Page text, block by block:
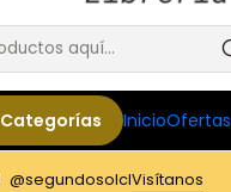
Categorías InicioOfertas
@segundosolclVisítanos